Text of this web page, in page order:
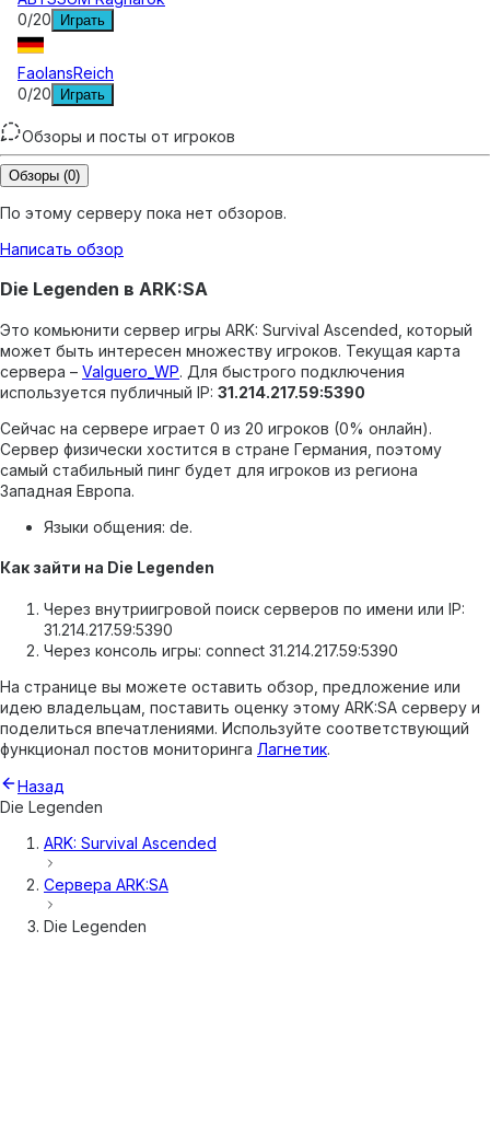
0/20 Играть
FaolansReich
0/20 Играть
Обзоры и посты от игроков
Обзоры (0)
По этому серверу пока нет обзоров.
Написать обзор
Die Legenden в ARK:SA
Это комьюнити сервер игры ARK: Survival Ascended, который
может быть интересен множеству игроков. Текущая карта
сервера – Valguero_WP. Для быстрого подключения
используется публичный IP: 31.214.217.59:5390
Сейчас на сервере играет 0 из 20 игроков (0% онлайн).
Сервер физически хостится в стране Германия, поэтому
самый стабильный пинг будет для игроков из региона
Западная Европа.
Языки общения: de.
Как зайти на Die Legenden
Через внутриигровой поиск серверов по имени или IP:
31.214.217.59:5390
Через консоль игры: connect 31.214.217.59:5390
На странице вы можете оставить обзор, предложение или
идею владельцам, поставить оценку этому ARK:SA серверу и
поделиться впечатлениями. Используйте соответствующий
функционал постов мониторинга Лагнетик.
Назад
Die Legenden
ARK: Survival Ascended
Сервера ARK:SA
Die Legenden